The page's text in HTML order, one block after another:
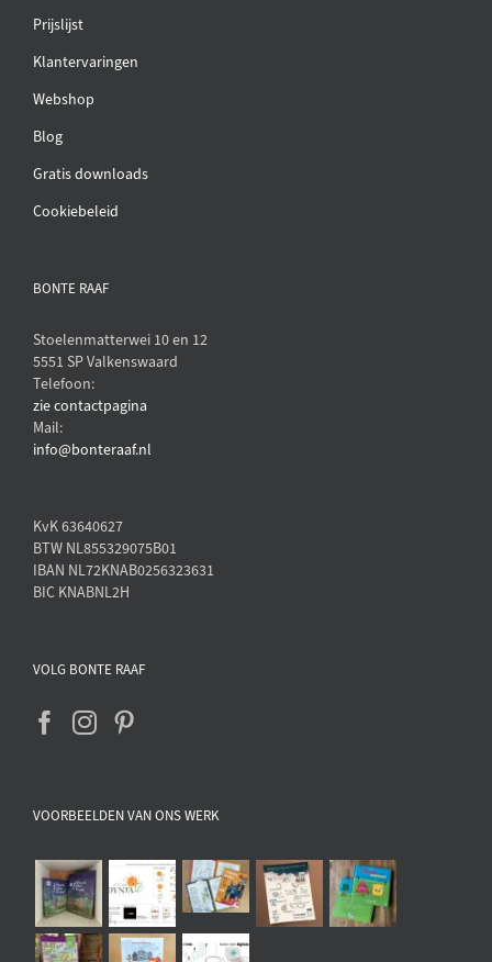
Prijslijst
Klantervaringen
Webshop
Blog
Gratis downloads
Cookiebeleid
BONTE RAAF
Stoelenmatterwei 10 en 12
5551 SP Valkenswaard
Telefoon:
zie contactpagina
Mail:
info@bonteraaf.nl
KvK 63640627
BTW NL855329075B01
IBAN NL72KNAB0256323631
BIC KNABNL2H
VOLG BONTE RAAF
VOORBEELDEN VAN ONS WERK